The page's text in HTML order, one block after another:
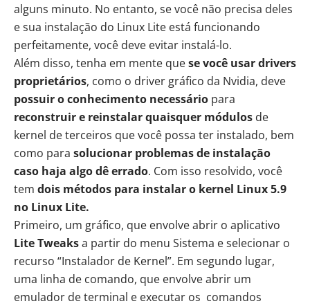
alguns minuto. No entanto, se você não precisa deles
e sua instalação do Linux Lite está funcionando
perfeitamente, você deve evitar instalá-lo.
Além disso, tenha em mente quese você usar drivers
proprietários, como o driver gráfico da Nvidia, deve
possuir o conhecimento necessário para
reconstruir e reinstalar quaisquer módulos de
kernel de terceiros que você possa ter instalado, bem
como para solucionar problemas de instalação
caso haja algo dê errado. Com isso resolvido, você
tem dois métodos para instalar o kernel Linux 5.9
no Linux Lite.
Primeiro, um gráfico, que envolve abrir o aplicativo
Lite Tweaksa partir do menu Sistema e selecionar o
recurso “Instalador de Kernel”. Em segundo lugar,
uma linha de comando, que envolve abrir um
emulador de terminal e executar os comandos